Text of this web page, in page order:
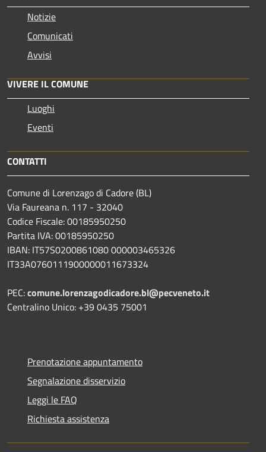
Notizie
Comunicati
Avvisi
VIVERE IL COMUNE
Luoghi
Eventi
CONTATTI
Comune di Lorenzago di Cadore (BL)
Via Faureana n. 117 - 32040
Codice Fiscale: 00185950250
Partita IVA: 00185950250
IBAN: IT57S0200861080 000003465326
IT33A0760111900000011673324
PEC:comune.lorenzagodicadore.bl@pecveneto.it
Centralino Unico: +39 0435 75001
Prenotazione appuntamento
Segnalazione disservizio
Leggi le FAQ
Richiesta assistenza